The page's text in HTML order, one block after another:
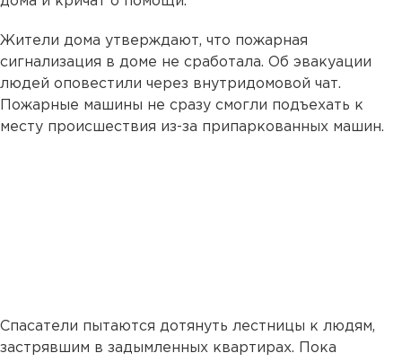
Жители дома утверждают, что пожарная
сигнализация в доме не сработала. Об эвакуации
людей оповестили через внутридомовой чат.
Пожарные машины не сразу смогли подъехать к
месту происшествия из-за припаркованных машин.
Спасатели пытаются дотянуть лестницы к людям,
застрявшим в задымленных квартирах. Пока